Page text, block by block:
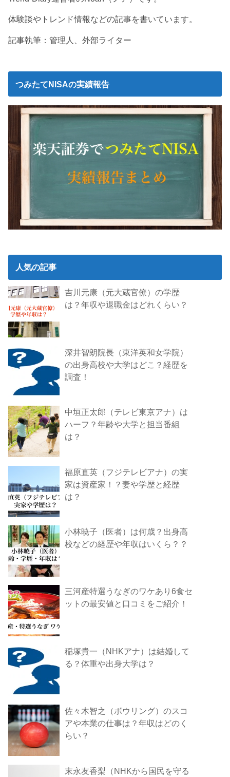
体験談やトレンド情報などの記事を書いています。
記事執筆：管理人、外部ライター
つみたてNISAの実績報告
人気の記事
吉川元康（元大蔵官僚）の学歴
は？年収や退職金はどれくらい？
深井智朗院長（東洋英和女学院）
の出身高校や大学はどこ？経歴を
調査！
中垣正太郎（テレビ東京アナ）は
ハーフ？年齢や大学と担当番組
は？
福原直英（フジテレビアナ）の実
家は資産家！？妻や学歴と経歴
は？
小林暁子（医者）は何歳？出身高
校などの経歴や年収はいくら？？
三河産特選うなぎのワケあり6食セ
ットの最安値と口コミをご紹介！
稲塚貴一（NHKアナ）は結婚して
る？体重や出身大学は？
佐々木智之（ボウリング）のスコ
アや本業の仕事は？年収はどのく
らい？
末永友香梨（NHKから国民を守る